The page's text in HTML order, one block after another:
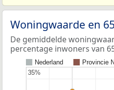
Woningwaarde en
De gemiddelde
percentage inwoners van
Nederland Provincie
35%
35%